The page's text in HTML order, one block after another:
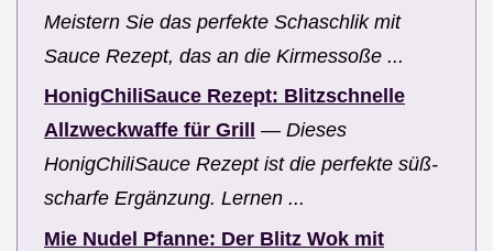
Meistern Sie das perfekte Schaschlik mit
Sauce Rezept, das an die Kirmessoße ...
HonigChiliSauce Rezept: Blitzschnelle
Allzweckwaffe für Grill
— Dieses
HonigChiliSauce Rezept ist die perfekte süß-
scharfe Ergänzung. Lernen ...
Mie Nudel Pfanne: Der Blitz Wok mit